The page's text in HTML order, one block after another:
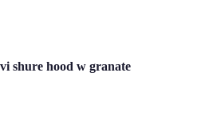
shure hood w granate